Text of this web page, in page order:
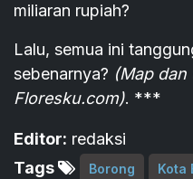
miliaran rupiah?
Lalu, semua ini
sebenarnya? (Map dan
Floresku.com). ***
Editor: redaksi
Tags
Borong Kota